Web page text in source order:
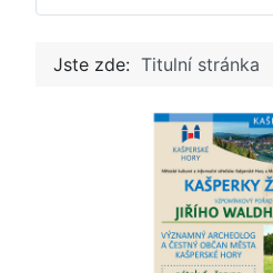
Jste zde: Titulní stránka